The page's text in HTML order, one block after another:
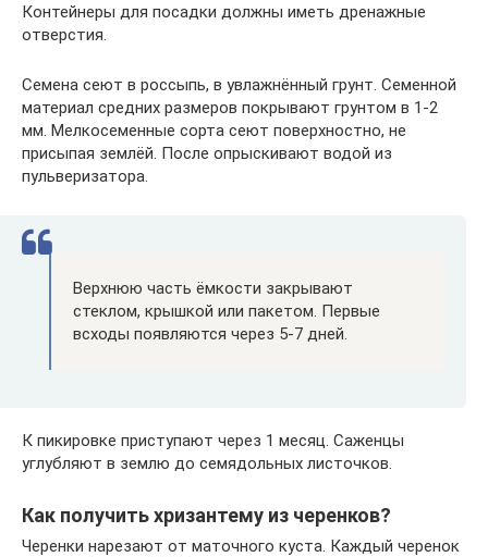
Контейнеры для посадки должны иметь дренажные
отверстия.
Семена сеют в россыпь, в увлажнённый грунт. Семенной
материал средних размеров покрывают грунтом в 1-2
мм. Мелкосеменные сорта сеют поверхностно, не
присыпая землёй. После опрыскивают водой из
пульверизатора.
Верхнюю часть ёмкости закрывают
стеклом, крышкой или пакетом. Первые
всходы появляются через 5-7 дней.
К пикировке приступают через 1 месяц. Саженцы
углубляют в землю до семядольных листочков.
Как получить хризантему из черенков?
Черенки нарезают от маточного куста. Каждый черенок